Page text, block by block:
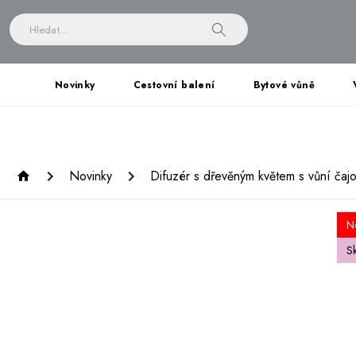
Novinky Cestovní balení Bytové vůně
Novinky Difuzér s dřevěným květem s vůní